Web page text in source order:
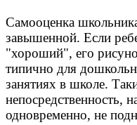
Самооценка
завышенной. Если
"хороший", его
типично для
занятиях в школе.
непосредственность,
одновременно, не